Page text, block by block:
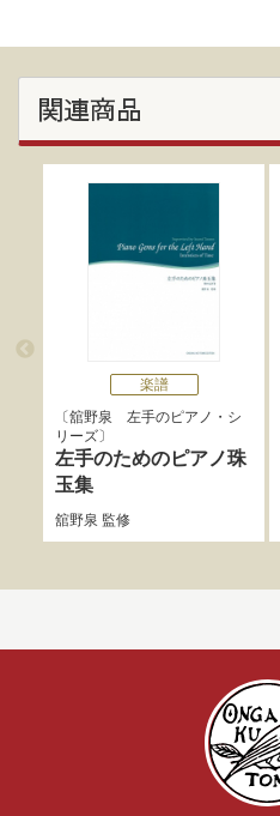
関連商品
楽譜
舘野泉 左手のピアノ・シ
リーズ
左手のためのピアノ珠
玉集
舘野泉 監修